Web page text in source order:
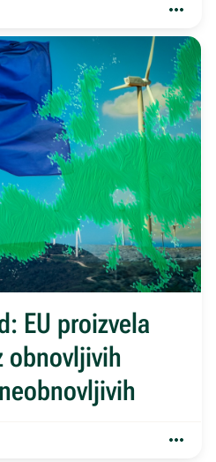
EU proizvela
obnovljivih